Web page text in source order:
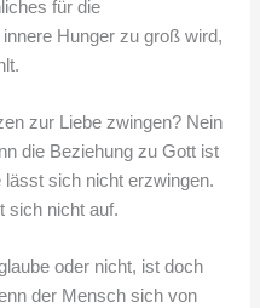
für die
Hunger zu groß wird,
zur Liebe zwingen? Nein
die Beziehung zu Gott ist
lässt sich nicht erzwingen.
sich nicht auf.
oder nicht, ist doch
der Mensch sich von